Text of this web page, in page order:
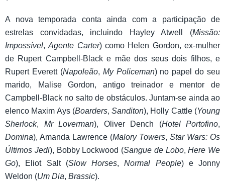
A nova temporada conta ainda com a participação de
estrelas convidadas, incluindo Hayley Atwell (Missão:
Impossível,Agente Carter) como Helen Gordon, ex-mulher
de Rupert Campbell-Black e mãe dos seus dois filhos, e
Rupert Everett (Napoleão, My Policeman) no papel do seu
marido, Malise Gordon, antigo treinador e mentor de
Campbell-Black no salto de obstáculos. Juntam-se ainda ao
elenco Maxim Ays (Boarders,Sanditon), Holly Cattle (Young
Sherlock, Mr Loverman), Oliver Dench (Hotel Portofino,
Domina), Amanda Lawrence (Malory Towers, Star Wars: Os
Últimos Jedi), Bobby Lockwood (Sangue de Lobo,Here We
Go), Eliot Salt (Slow Horses,Normal People) e Jonny
Weldon (Um Dia, Brassic).